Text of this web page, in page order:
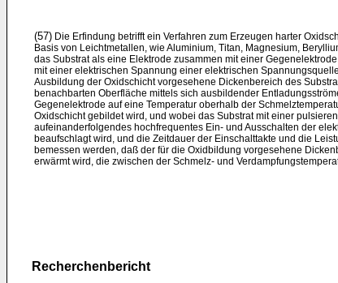
(57) Die Erfindung betrifft ein Verfahren zum Erzeugen harter
Basis von Leichtmetallen, wie Aluminium, Titan, Magnesium,
das Substrat als eine Elektrode zusammen mit einer
mit einer elektrischen Spannung einer elektrischen
Ausbildung der Oxidschicht vorgesehene Dickenbereich des
benachbarten Oberfläche mittels sich ausbildender
Gegenelektrode auf eine Temperatur oberhalb der
Oxidschicht gebildet wird, und wobei das Substrat mit einer
aufeinanderfolgendes hochfrequentes Ein- und Ausschalten der
beaufschlagt wird, und die Zeitdauer der Einschalttakte und die
bemessen werden, daß der für die Oxidbildung vorgesehene
erwärmt wird, die zwischen der Schmelz- und
Recherchenbericht